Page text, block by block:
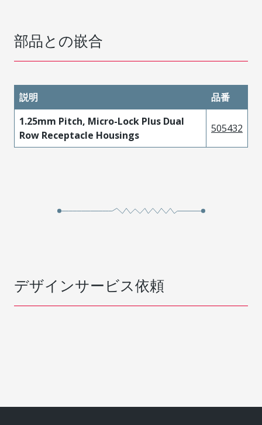
部品との嵌合
説明
品番
1.25mm Pitch, Micro-Lock Plus Dual
Row Receptacle Housings
505432
デザインサービス依頼